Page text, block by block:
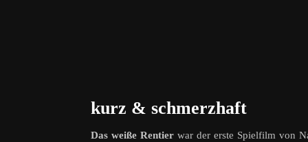
kurz & schmerzhaft
Das weiße Rentier war der erste Spielfilm von